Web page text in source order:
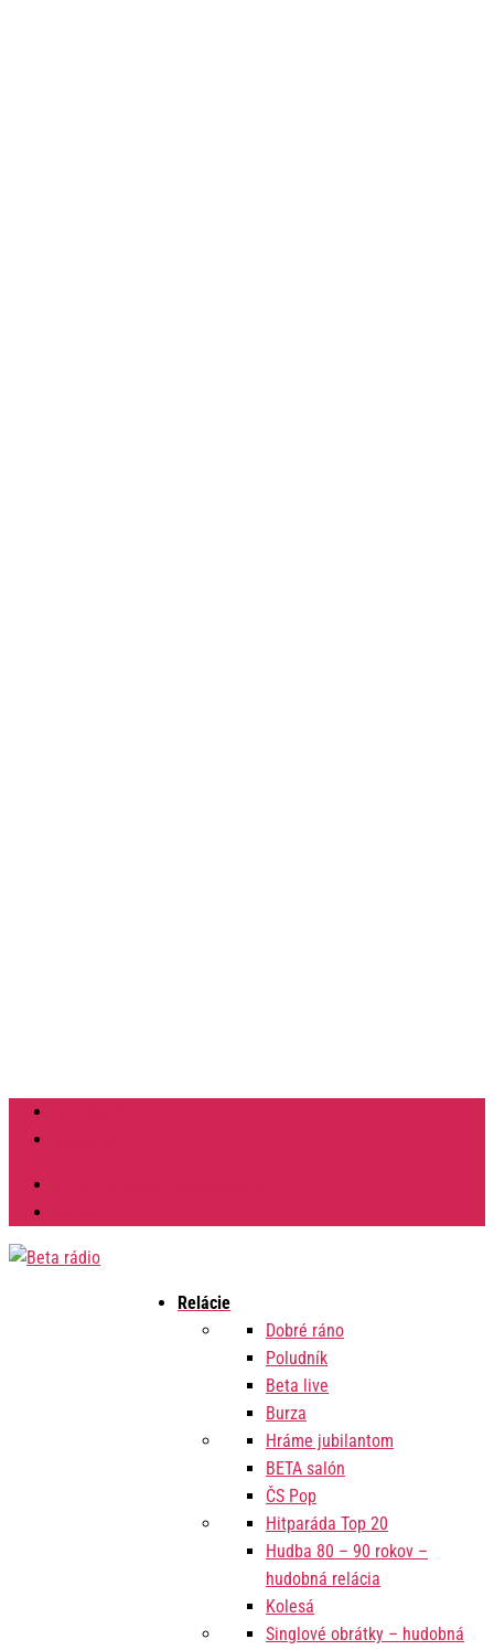
Relácie
Dobré ráno
Poludník
Beta live
Burza
Hráme jubilantom
BETA salón
ČS Pop
Hitparáda Top 20
Hudba 80 – 90 rokov –
hudobná relácia
Kolesá
Singlové obrátky – hudobná